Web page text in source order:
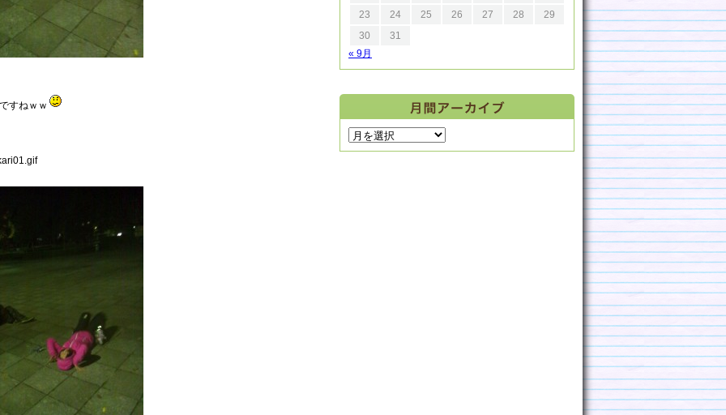
すねｗｗ
23
24 25 26 27 28
29
30
31
« 9月